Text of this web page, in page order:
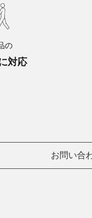
の
対応
お問い合